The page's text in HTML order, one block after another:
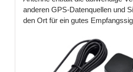
anderen GPS-Datenquellen und
den Ort für ein gutes